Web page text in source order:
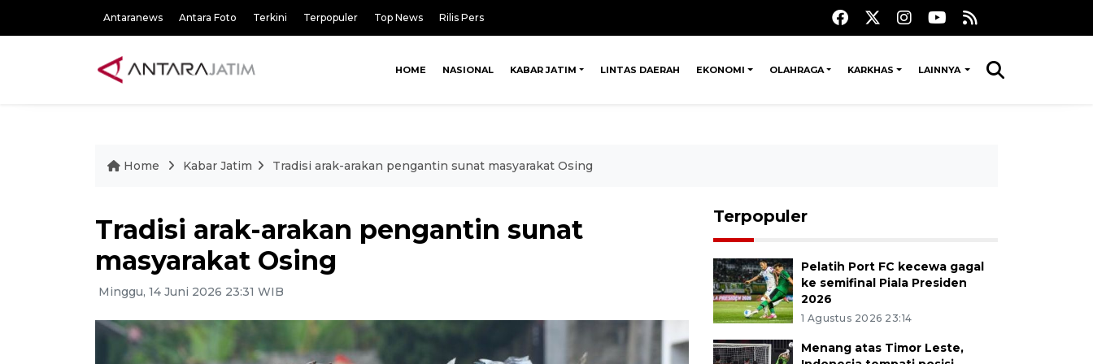
Antaranews Antara Foto Terkini Terpopuler Top News Rilis Pers
HOME NASIONAL KABAR JATIM LINTAS DAERAH EKONOMI OLAHRAGA KARKHAS LAINNYA
Home Kabar Jatim Tradisi arak-arakan pengantin sunat masyarakat Osing
Tradisi arak-arakan pengantin sunat
masyarakat Osing
Minggu, 14 Juni 2026 23:31 WIB
Terpopuler
Pelatih Port FC kecewa gagal
ke semifinal Piala Presiden
2026
1 Agustus 2026 23:14
Menang atas Timor Leste,